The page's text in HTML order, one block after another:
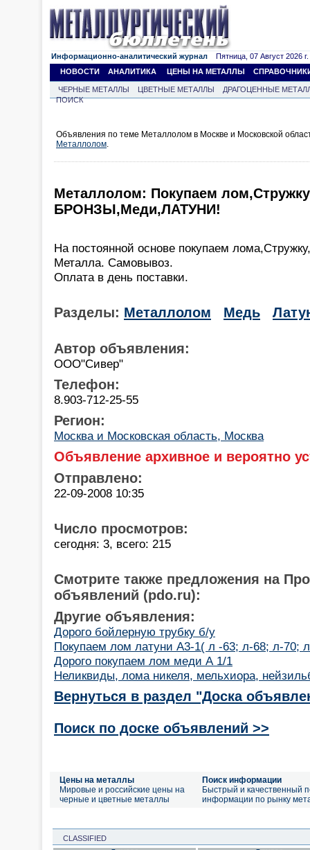
Информационно-аналитический журнал Пятница, 07 Август 2026 г.
НОВОСТИ
АНАЛИТИКА ЦЕНЫ НА МЕТАЛЛЫ
ЧЕРНЫЕ МЕТАЛЛЫ ЦВЕТНЫЕ МЕТАЛЛЫ
ДРАГОЦЕННЫЕ
ПОИСК
Объявления по теме Металлолом в Москве и Московской
Металлолом.
Металлолом: Покупаем
БРОНЗЫ,Меди,ЛАТУНИ!
На постоянной основе покупаем
Металла. Самовывоз.
Оплата в день поставки.
Разделы: Металлолом Медь
Автор объявления:
ООО"Сивер"
Телефон:
8.903-712-25-55
Регион:
Москва и Московская область, Москва
Объявление архивное и вероятно
Отправлено:
22-09-2008 10:35
Число просмотров:
сегодня: 3, всего: 215
Смотрите также предложения на
объявлений (pdo.ru):
Другие объявления:
Дорого бойлерную трубку б/у
Покупаем лом латуни А3-1( л -63; л-68; л-70;
Дорого покупаем лом меди А 1/1
Неликвиды, лома никеля, мельхиора,
Вернуться в раздел "Доска
Поиск по доске объявлений >>
Цены на металлы
Мировые и российские цены на
черные и цветные металлы
Поиск информации
Быстрый и качественный
информации по рынку
CLASSIFIED